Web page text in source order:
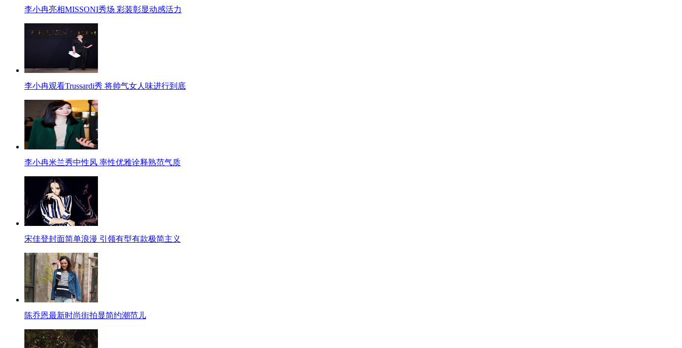
李小冉亮相MISSONI秀场 彩装彰显动感活力
李小冉观看Trussardi秀 将帅气女人味进行到底
李小冉米兰秀中性风 率性优雅诠释熟范气质
宋佳登封面简单浪漫 引领有型有款极简主义
陈乔恩最新时尚街拍显简约潮范儿